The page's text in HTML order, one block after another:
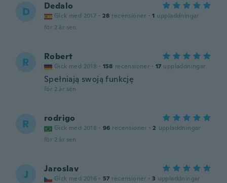
D Dedalo
Gick med 2017 · 28 recensioner · 1 uppladdningar
för 2 år sen
R Robert
Gick med 2018 · 158 recensioner · 17 uppladdningar
Spełniają swoją funkcję
för 2 år sen
R rodrigo
Gick med 2018 · 96 recensioner · 2 uppladdningar
för 2 år sen
J Jaroslav
Gick med 2016 · 57 recensioner · 3 uppladdningar